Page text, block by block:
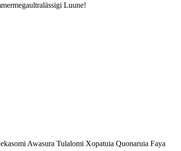
Luune!
Awasura Tulalomi Xopatuia Quonaruia Faya